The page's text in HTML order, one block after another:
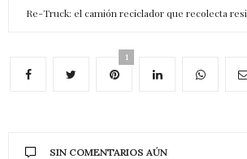
Re-Truck: el camión reciclador que recolecta
1
SIN COMENTARIOS AÚN